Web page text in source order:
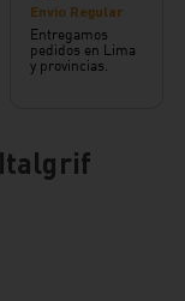
Envío Regular
Entregamos
pedidos en Lima
y provincias.